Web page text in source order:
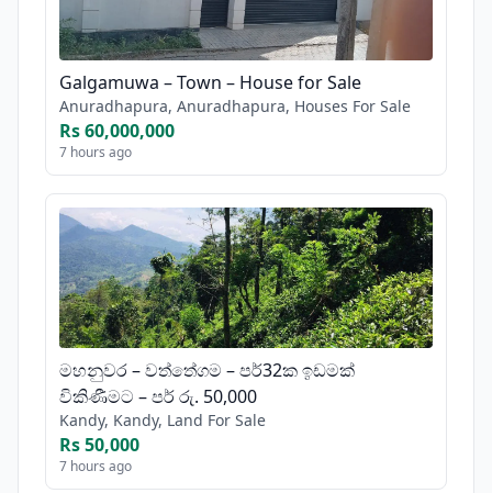
Galgamuwa – Town – House for Sale
Anuradhapura, Anuradhapura, Houses For Sale
Rs 60,000,000
7 hours ago
මහනුවර – වත්තේගම – පර්32ක ඉඩමක්
විකිණීමට – පර් රු. 50,000
Kandy, Kandy, Land For Sale
Rs 50,000
7 hours ago